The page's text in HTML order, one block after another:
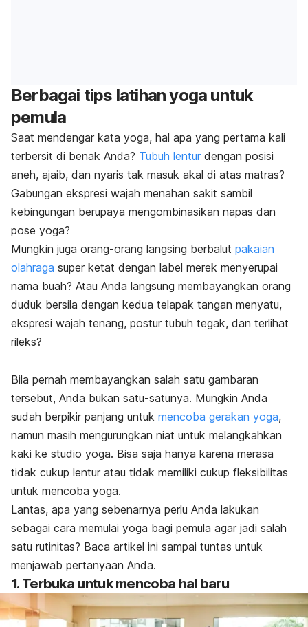
Berbagai tips latihan yoga untuk
pemula
Saat mendengar kata yoga, hal apa yang pertama kali
terbersit di benak Anda? Tubuh lentur dengan posisi
aneh, ajaib, dan nyaris tak masuk akal di atas matras?
Gabungan ekspresi wajah menahan sakit sambil
kebingungan berupaya mengombinasikan napas dan
pose yoga?
Mungkin juga orang-orang langsing berbalut pakaian
olahraga super ketat dengan label merek menyerupai
nama buah? Atau Anda langsung membayangkan orang
duduk bersila dengan kedua telapak tangan menyatu,
ekspresi wajah tenang, postur tubuh tegak, dan terlihat
rileks?
Bila pernah membayangkan salah satu gambaran
tersebut, Anda bukan satu-satunya. Mungkin Anda
sudah berpikir panjang untuk mencoba gerakan yoga,
namun masih mengurungkan niat untuk melangkahkan
kaki ke studio yoga. Bisa saja hanya karena merasa
tidak cukup lentur atau tidak memiliki cukup fleksibilitas
untuk mencoba yoga.
Lantas, apa yang sebenarnya perlu Anda lakukan
sebagai cara memulai yoga bagi pemula agar jadi salah
satu rutinitas? Baca artikel ini sampai tuntas untuk
menjawab pertanyaan Anda.
1. Terbuka untuk mencoba hal baru